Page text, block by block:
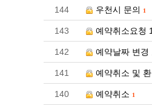
144 우천시 문의 1
143 예약취소요청
142 예약날짜 변경
141 예약취소 및
140 예약취소 1